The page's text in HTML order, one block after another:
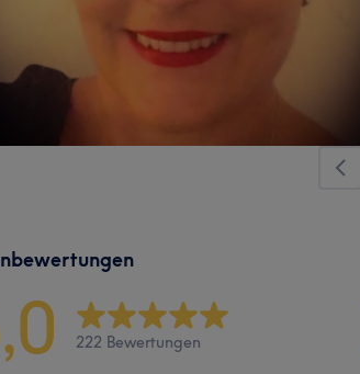
222 Bewertungen